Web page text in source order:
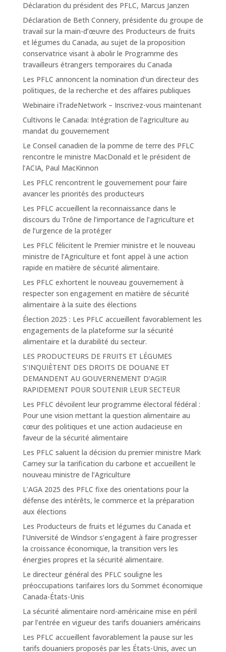
Déclaration du président des PFLC, Marcus Janzen
Déclaration de Beth Connery, présidente du groupe de
travail sur la main-d’œuvre des Producteurs de fruits
et légumes du Canada, au sujet de la proposition
conservatrice visant à abolir le Programme des
travailleurs étrangers temporaires du Canada
Les PFLC annoncent la nomination d’un directeur des
politiques, de la recherche et des affaires publiques
Webinaire iTradeNetwork – Inscrivez-vous maintenant
Cultivons le Canada: Intégration de l’agriculture au
mandat du gouvernement
Le Conseil canadien de la pomme de terre des PFLC
rencontre le ministre MacDonald et le président de
l’ACIA, Paul MacKinnon
Les PFLC rencontrent le gouvernement pour faire
avancer les priorités des producteurs
Les PFLC accueillent la reconnaissance dans le
discours du Trône de l’importance de l’agriculture et
de l’urgence de la protéger
Les PFLC félicitent le Premier ministre et le nouveau
ministre de l’Agriculture et font appel à une action
rapide en matière de sécurité alimentaire.
Les PFLC exhortent le nouveau gouvernement à
respecter son engagement en matière de sécurité
alimentaire à la suite des élections
Élection 2025 : Les PFLC accueillent favorablement les
engagements de la plateforme sur la sécurité
alimentaire et la durabilité du secteur.
LES PRODUCTEURS DE FRUITS ET LÉGUMES
S’INQUIÈTENT DES DROITS DE DOUANE ET
DEMANDENT AU GOUVERNEMENT D’AGIR
RAPIDEMENT POUR SOUTENIR LEUR SECTEUR
Les PFLC dévoilent leur programme électoral fédéral :
Pour une vision mettant la question alimentaire au
cœur des politiques et une action audacieuse en
faveur de la sécurité alimentaire
Les PFLC saluent la décision du premier ministre Mark
Carney sur la tarification du carbone et accueillent le
nouveau ministre de l’Agriculture
L’AGA 2025 des PFLC fixe des orientations pour la
défense des intérêts, le commerce et la préparation
aux élections
Les Producteurs de fruits et légumes du Canada et
l’Université de Windsor s’engagent à faire progresser
la croissance économique, la transition vers les
énergies propres et la sécurité alimentaire.
Le directeur général des PFLC souligne les
préoccupations tarifaires lors du Sommet économique
Canada-États-Unis
La sécurité alimentaire nord-américaine mise en péril
par l’entrée en vigueur des tarifs douaniers américains
Les PFLC accueillent favorablement la pause sur les
tarifs douaniers proposés par les États-Unis, avec un